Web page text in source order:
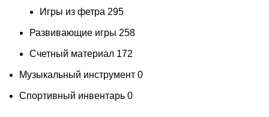
Игры из фетра 295
Развивающие игры 258
Счетный материал 172
Музыкальный инструмент 0
Спортивный инвентарь 0